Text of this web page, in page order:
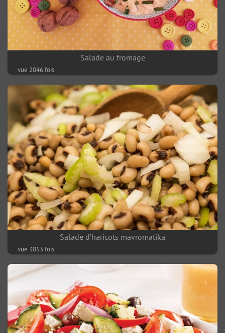
Salade au fromage
vue 2046 fois
Salade d’haricots mavromatika
vue 3053 fois